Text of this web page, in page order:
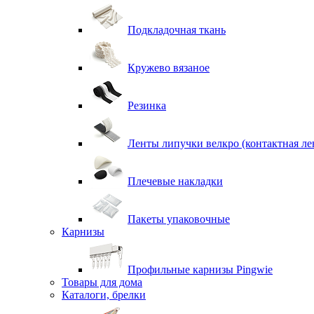
Подкладочная ткань
Кружево вязаное
Резинка
Ленты липучки велкро (контактная
Плечевые накладки
Пакеты упаковочные
Карнизы
Профильные карнизы Pingwie
Товары для дома
Каталоги, брелки